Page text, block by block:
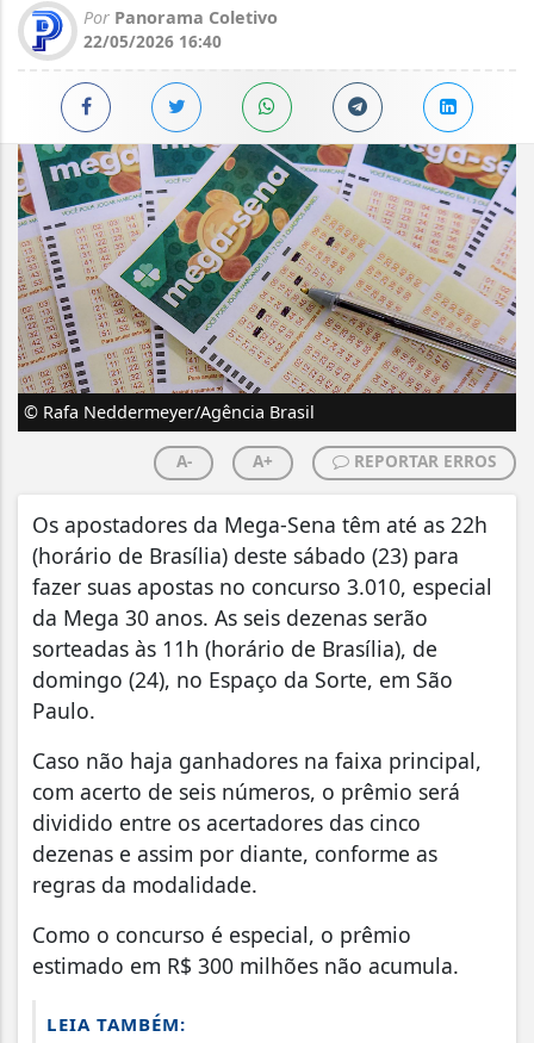
Por Panorama Coletivo
22/05/2026 16:40
© Rafa Neddermeyer/Agência Brasil
A- A+ REPORTAR ERROS
Os apostadores da Mega-Sena têm até as 22h
(horário de Brasília) deste sábado (23) para
fazer suas apostas no concurso 3.010, especial
da Mega 30 anos. As seis dezenas serão
sorteadas às 11h (horário de Brasília), de
domingo (24), no Espaço da Sorte, em São
Paulo.
Caso não haja ganhadores na faixa principal,
com acerto de seis números, o prêmio será
dividido entre os acertadores das cinco
dezenas e assim por diante, conforme as
regras da modalidade.
Como o concurso é especial, o prêmio
estimado em R$ 300 milhões não acumula.
LEIA TAMBÉM: